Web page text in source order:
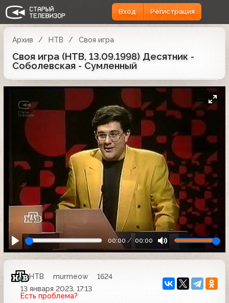
Вход Регистрация
Архив НТВ Своя игра
Своя игра (НТВ, 13.09.1998) Десятник -
Соболевская - Сумленный
00:00 00:00
НТВ murmeow
1624
13 января 2023, 17:13
Есть проблема?